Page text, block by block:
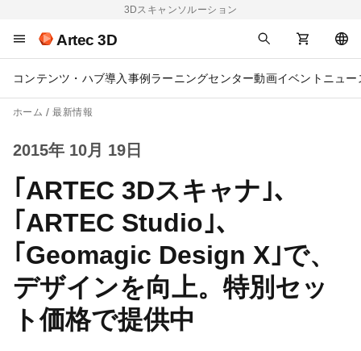
3Dスキャンソルーション
Artec 3D
コンテンツ・ハブ導入事例 ラーニングセンター動画イベント ニュー
ホーム 最新情報
2015年 10月 19日
｢ARTEC 3Dスキャナ｣、
｢ARTEC Studio｣、
｢Geomagic Design X｣で、
デザインを向上。特別セッ
ト価格で提供中